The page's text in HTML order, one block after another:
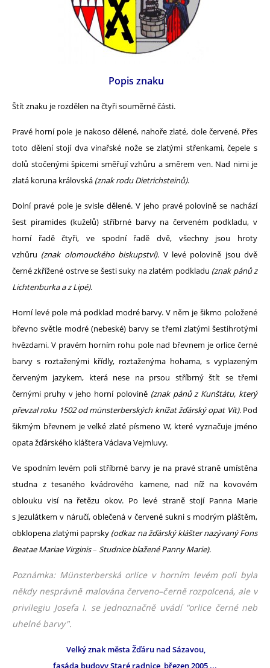
Popis znaku
Štít znaku je rozdělen na čtyři souměrné části.
Pravé horní pole je nakoso dělené, nahoře zlaté, dole červené. Přes
toto dělení stojí dva vinařské nože se zlatými střenkami, čepele s
dolů stočenými špicemi směřují vzhůru a směrem ven. Nad nimi je
zlatá koruna královská (znak rodu Dietrichsteinů).
Dolní pravé pole je svisle dělené. V jeho pravé polovině se nachází
šest piramides (kuželů) stříbrné barvy na červeném podkladu, v
horní řadě čtyři, ve spodní řadě dvě, všechny jsou hroty
vzhůru (znak olomouckého biskupství). V levé polovině jsou dvě
černé zkřížené ostrve se šesti suky na zlatém podkladu (znak pánů z
Lichtenburka a z Lipé).
Horní levé pole má podklad modré barvy. V něm je šikmo položené
břevno světle modré (nebeské) barvy se třemi zlatými šestihrotými
hvězdami. V pravém horním rohu pole nad břevnem je orlice černé
barvy s roztaženými křídly, roztaženýma hohama, s vyplazeným
červeným jazykem, která nese na prsou stříbrný štít se třemi
černými pruhy v jeho horní polovině (znak pánů z Kunštátu, který
převzal roku 1502 od münsterberských knížat žďárský opat Vít). Pod
šikmým břevnem je velké zlaté písmeno W, které vyznačuje jméno
opata žďárského kláštera Václava Vejmluvy.
Ve spodním levém poli stříbrné barvy je na pravé straně umístěna
studna z tesaného kvádrového kamene, nad níž na kovovém
oblouku visí na řetězu okov. Po levé straně stojí Panna Marie
s Jezulátkem v náručí, oblečená v červené sukni s modrým pláštěm,
obklopena zlatými paprsky (odkaz na žďárský klášter nazývaný Fons
Beatae Mariae Virginis– Studnice blažené Panny Marie).
Poznámka: Münsterberská orlice v horním levém poli byla
někdy nesprávně malována červeno–černě rozpolcená, ale v
privilegiu Josefa I. se jednoznačně uvádí "orlice černé neb
uhelné barvy".
Velký znak města Žďáru nad Sázavou,
fasáda budovy Staré radnice, březen 2005 ...